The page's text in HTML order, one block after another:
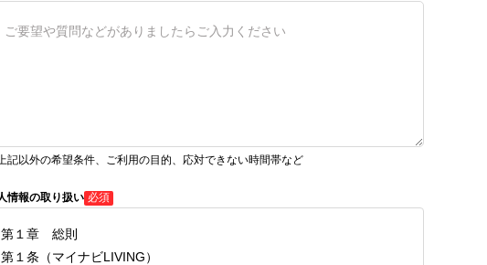
記以外の希望条件、ご利用の目的、応対できない時間帯など
情報の取り扱い 必須
第１章 総則
第１条（マイナビLIVING）